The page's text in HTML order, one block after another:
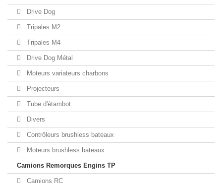
Drive Dog
Tripales M2
Tripales M4
Drive Dog Métal
Moteurs variateurs charbons
Projecteurs
Tube d'étambot
Divers
Contrôleurs brushless bateaux
Moteurs brushless bateaux
Camions Remorques Engins TP
Camions RC